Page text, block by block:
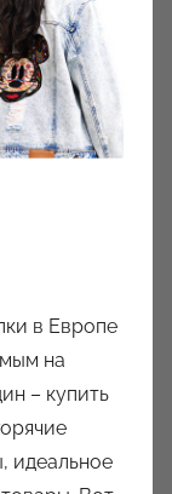
в Европе
на
– купить
идеальное